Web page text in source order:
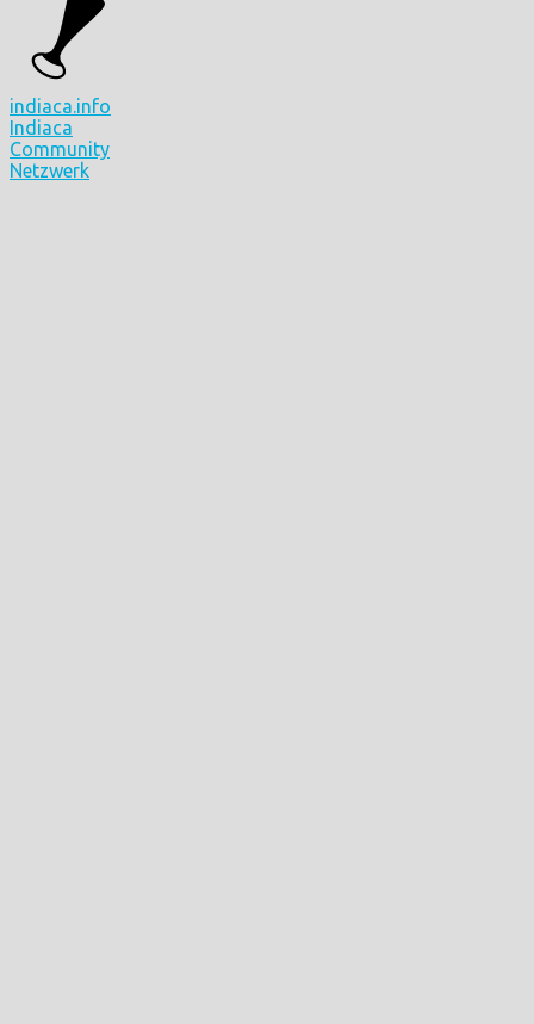
indiaca.info
Indiaca
Community
Netzwerk